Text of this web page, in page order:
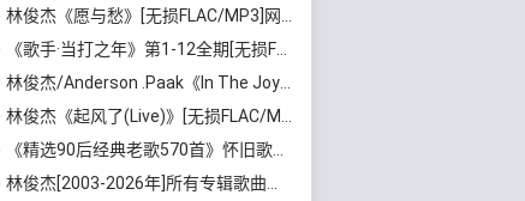
林俊杰《愿与愁》[无损FLAC/MP3]网盘下载
《歌手·当打之年》第1-12全期[无损FLAC/MP3/6.72GB]百度云网盘下载
林俊杰/Anderson .Paak《In The Joy》[无损FLAC/MP3/50MB]百度云网盘下载
林俊杰《起风了(Live)》[无损FLAC/MP3]百度云网盘下载
《精选90后经典老歌570首》怀旧歌曲合集[高品质MP3/320K/5.44GB]百度云网盘下载
林俊杰[2003-2026年]所有专辑歌曲全集[无损FLAC/MP3/13.05GB]百度云网盘下载